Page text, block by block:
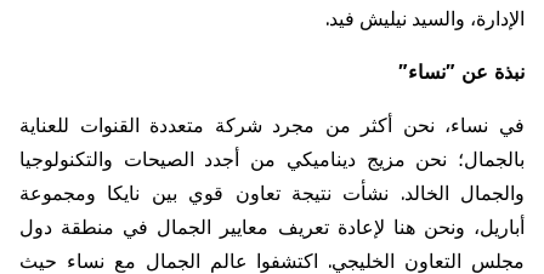
الإدارة، والسيد نيليش فيد.
نبذة عن "نساء"
في نساء، نحن أكثر من مجرد شركة متعددة القنوات للعناية
بالجمال؛ نحن مزيج ديناميكي من أجدد الصيحات والتكنولوجيا
والجمال الخالد. نشأت نتيجة تعاون قوي بين نايكا ومجموعة
أباريل، ونحن هنا لإعادة تعريف معايير الجمال في منطقة دول
مجلس التعاون الخليجي. اكتشفوا عالم الجمال مع نساء حيث